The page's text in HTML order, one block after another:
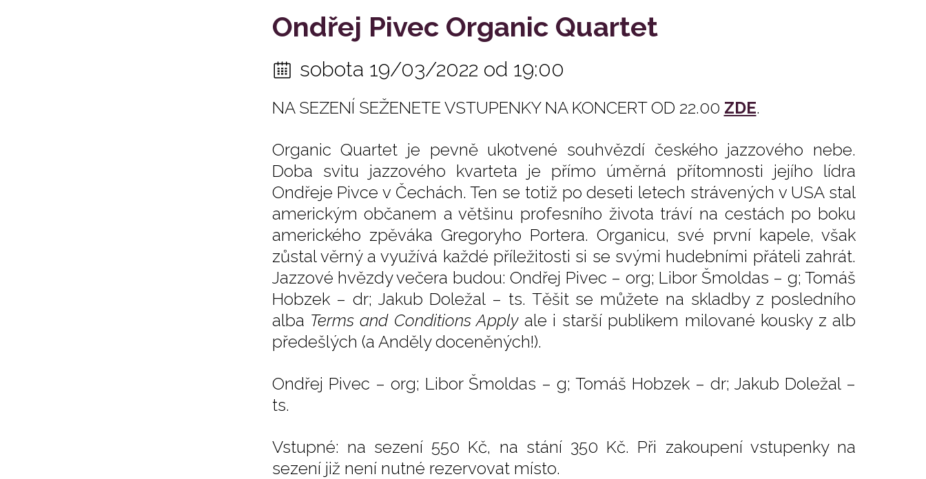
Ondřej Pivec Organic Quartet
sobota 19/03/2022 od 19:00
NA SEZENÍ SEŽENETE VSTUPENKY NA KONCERT OD 22.00 ZDE.
Organic Quartet je pevně ukotvené souhvězdí českého jazzového nebe.
Doba svitu jazzového kvarteta je přímo úměrná přítomnosti jejího lídra
Ondřeje Pivce v Čechách. Ten se totiž po deseti letech strávených v USA stal
americkým občanem a většinu profesního života tráví na cestách po boku
amerického zpěváka Gregoryho Portera. Organicu, své první kapele, však
zůstal věrný a využívá každé příležitosti si se svými hudebními přáteli zahrát.
Jazzové hvězdy večera budou: Ondřej Pivec – org; Libor Šmoldas – g; Tomáš
Hobzek – dr; Jakub Doležal – ts. Těšit se můžete na skladby z posledního
alba Terms and Conditions Applyale i starší publikem milované kousky z alb
předešlých (a Anděly doceněných!).
Ondřej Pivec – org; Libor Šmoldas – g; Tomáš Hobzek – dr; Jakub Doležal –
ts.
Vstupné: na sezení 550 Kč, na stání 350 Kč. Při zakoupení vstupenky na
sezení již není nutné rezervovat místo.